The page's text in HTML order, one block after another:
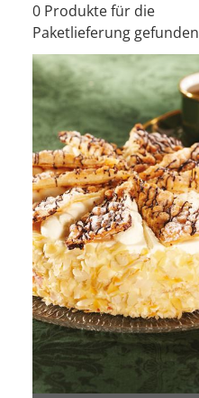
0 Produkte für die
Paketlieferung gefunden